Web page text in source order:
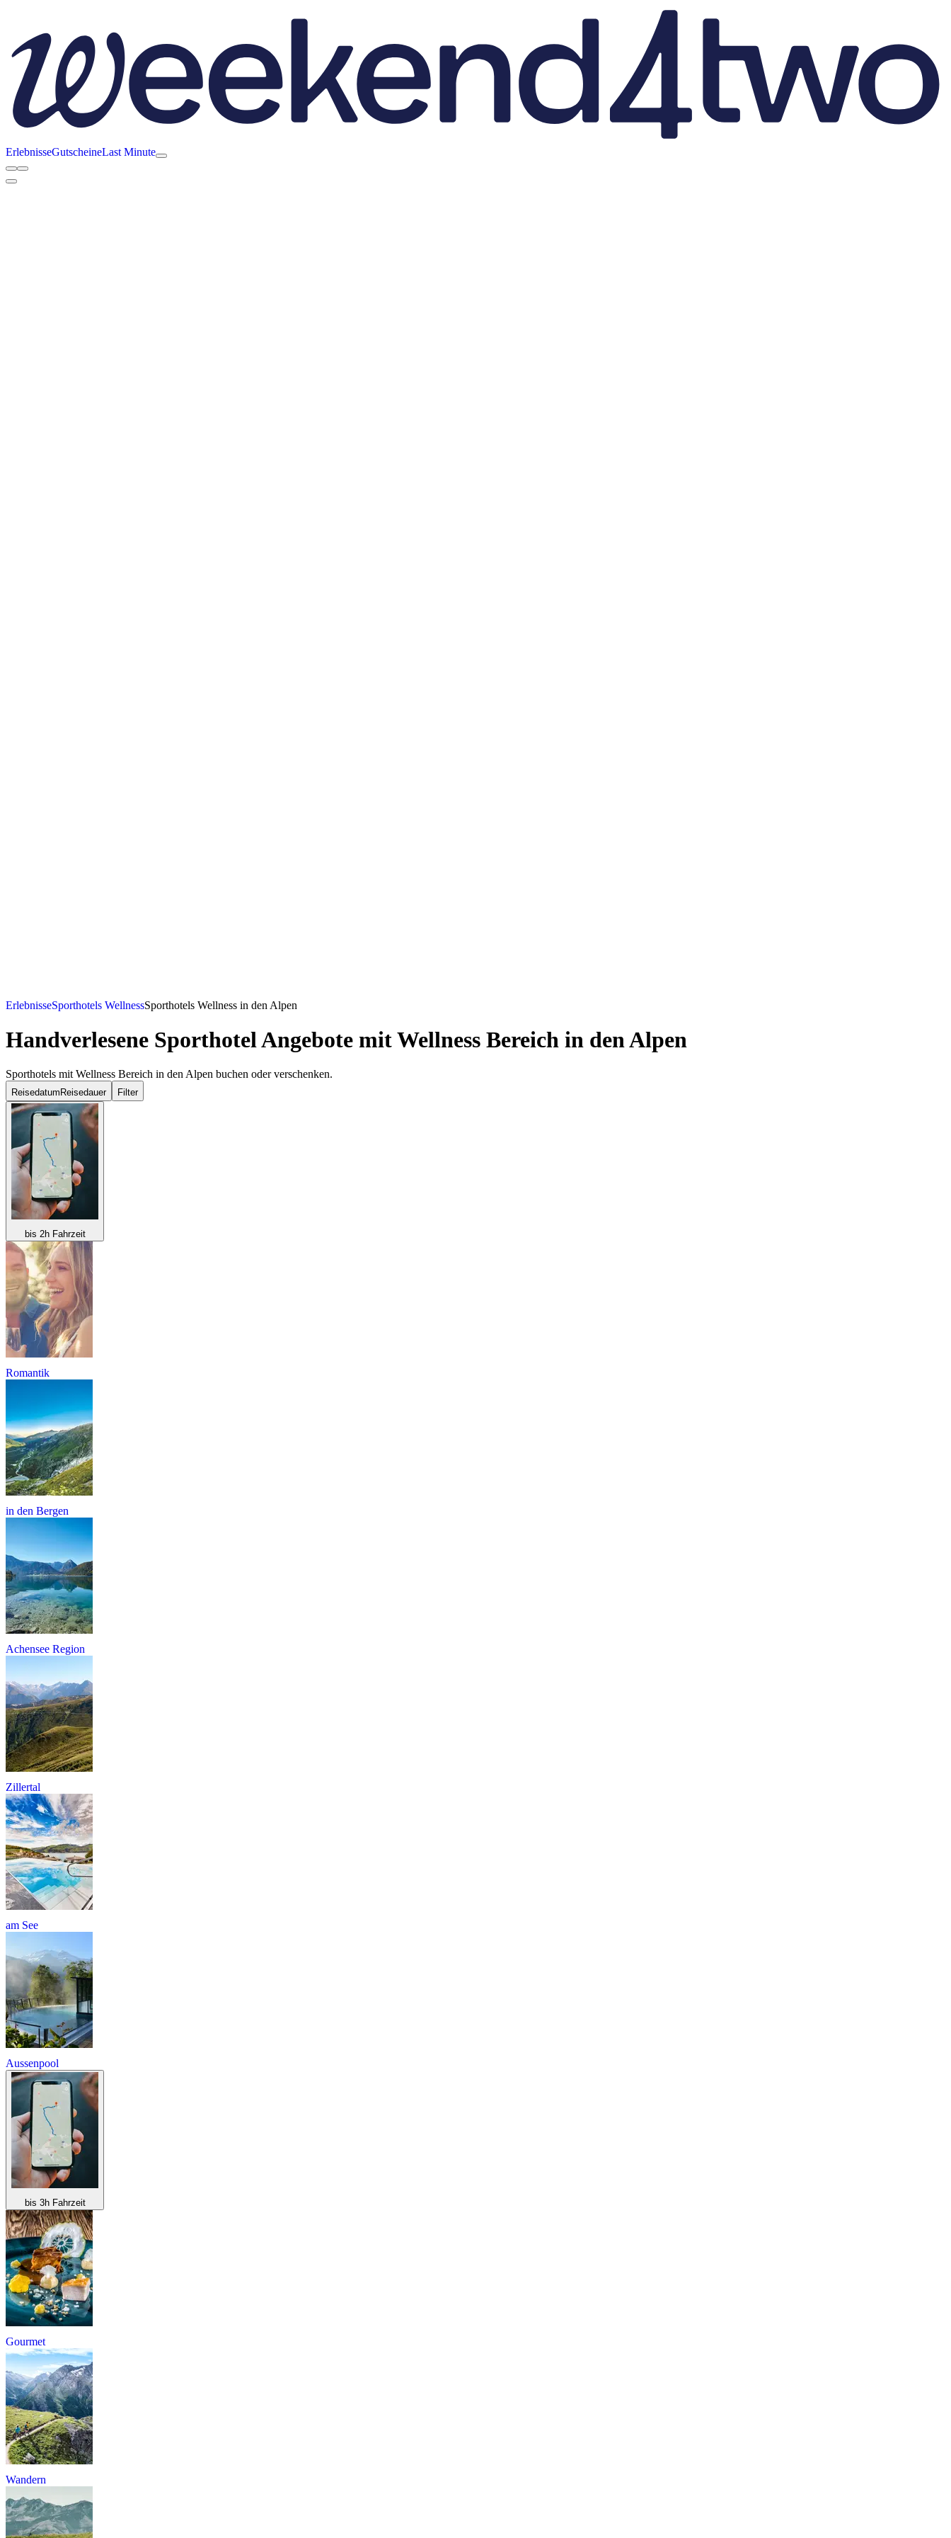
ErlebnisseGutscheineLast Minute
ErlebnisseSporthotels WellnessSporthotels Wellness in den Alpen
Handverlesene Sporthotel Angebote mit Wellness Bereich in den Alpen
Sporthotels mit Wellness Bereich in den Alpen buchen oder verschenken.
Reisedatum Reisedauer Filter
bis 2h Fahrzeit
Romantik
in den Bergen
Achensee Region
Zillertal
am See
Aussenpool
bis 3h Fahrzeit
Gourmet
Wandern